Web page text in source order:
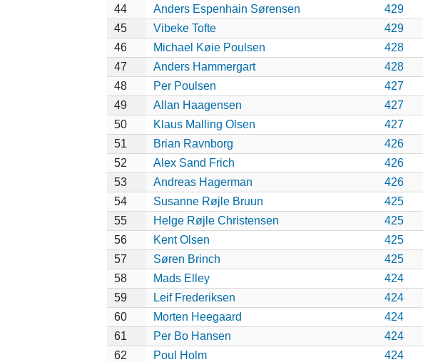
44
Anders Espenhain Sørensen 429
45
Vibeke Tofte 429
46
Michael Køie Poulsen 428
47
Anders Hammergart 428
48
Per Poulsen 427
49
Allan Haagensen 427
50
Klaus Malling Olsen 427
51
Brian Ravnborg 426
52
Alex Sand Frich 426
53
Andreas Hagerman 426
54
Susanne Røjle Bruun 425
55
Helge Røjle Christensen 425
56
Kent Olsen 425
57
Søren Brinch 425
58
Mads Elley 424
59
Leif Frederiksen 424
60
Morten Heegaard 424
61
Per Bo Hansen 424
62
Poul Holm 424